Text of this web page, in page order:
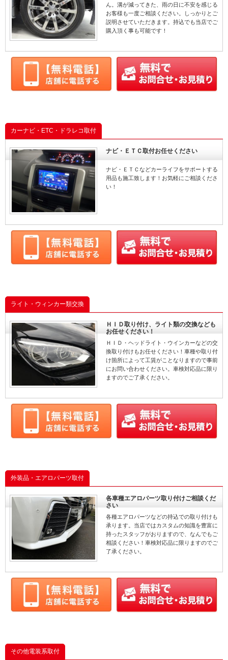
ん。溝が減ってきた、雨の日に不安を感じる
お客様も一度ご相談ください。しっかりとご
説明させていただきます。持込でも当店でご
購入頂く事も可能です！
カーナビ・ETC・ドラレコ取付
ナビ・ＥＴＣ取付お任せください
ナビ・ＥＴＣなどカーライフをサポートする
用品も施工致します！お気軽にご相談くださ
い！
ライト・ウィンカー類交換
ＨＩＤ取り付け、ライト類の交換なども
お任せください！
ＨＩＤ・ヘッドライト・ウインカーなどの交
換取り付けもお任せください！車種や取り付
け箇所によって工賃がことなりますので事前
にお問い合わせください。車検対応品に限り
ますのでご了承ください。
外装品・エアロパーツ取付
各車種エアロパーツ取り付けご相談くだ
さい
各種エアロパーツなどの持込での取り付けも
承ります。当店ではカスタムの知識を豊富に
持ったスタッフがおりますので、なんでもご
相談ください！車検対応品に限りますのでご
了承ください。
その他電装系取付